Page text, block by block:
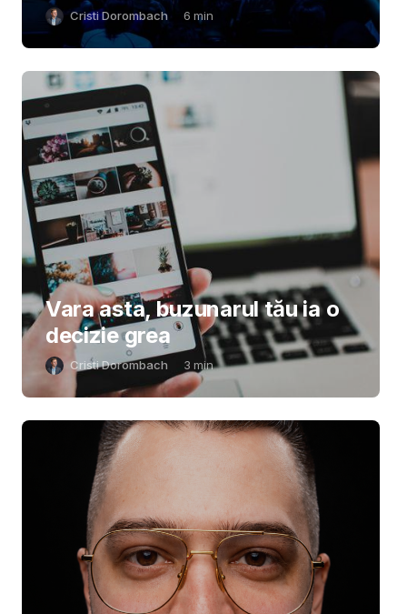
Cristi Dorombach 6 min
Vara asta, buzunarul tău ia o
decizie grea
Cristi Dorombach 3 min